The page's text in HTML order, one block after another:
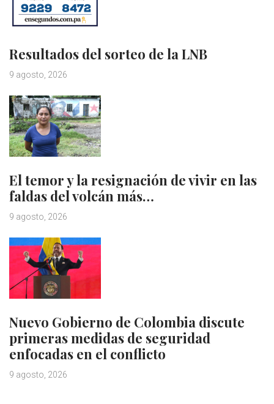
Resultados del sorteo de la LNB
9 agosto, 2026
El temor y la resignación de vivir en las
faldas del volcán más…
9 agosto, 2026
Nuevo Gobierno de Colombia discute
primeras medidas de seguridad
enfocadas en el conflicto
9 agosto, 2026